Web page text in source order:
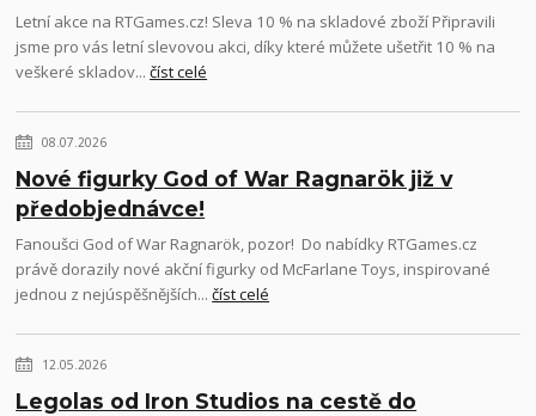
Letní akce na RTGames.cz! Sleva 10 % na skladové zboží Připravili
jsme pro vás letní slevovou akci, díky které můžete ušetřit 10 % na
veškeré skladov...číst celé
08.07.2026
Nové figurky God of War Ragnarök již v
předobjednávce!
Fanoušci God of War Ragnarök, pozor! Do nabídky RTGames.cz
právě dorazily nové akční figurky od McFarlane Toys, inspirované
jednou z nejúspěšnějších...číst celé
12.05.2026
Legolas od Iron Studios na cestě do